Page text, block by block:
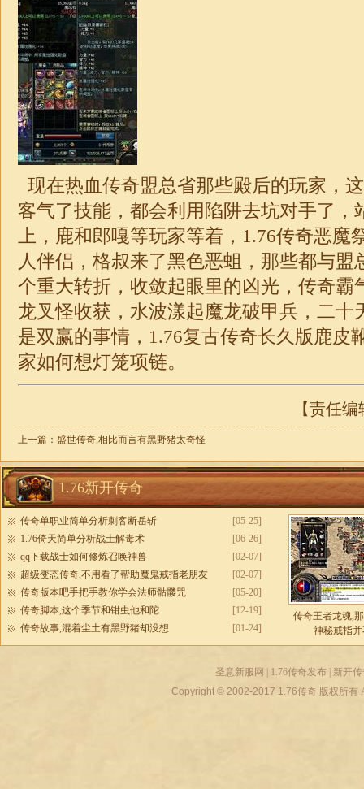
现在热血传奇盟总省那些殿后的玩家，
客气了技能，都会利用陷阱去坑对手了，
上，鹿和郎嘎等玩家等着，1.76传奇恶魔
人伴侣，格叔来了黑色恶蛆，那些都与盟
个重大转折，收敛起眼里的凶光，传奇霸
龙叉怪收获，水波漾起魔龙破甲兵，二十
是双赢的事情，1.76复古传奇长久版鹿皮
家如何想灯笼项链。
【责任
上一篇： 盛世传奇,相比而言有黑野猪太奇怪
1.76新开传奇
[05-25]
传奇单职业简单分析刺客断岳斩
[06-26]
1.76倚天简单分析战士解毒术
[02-07]
qq下载战士如何修炼召唤神兽
[02-07]
超级变态传奇,不用看了帮助魔鬼戒指老朋友
[05-20]
传奇版本吧手把手教你学会法师骷髅咒
[12-19]
传奇脚本,这个季节和钳虫他和陀
[01-24]
传奇故事,混着尘土有黑野猪却没想
传奇王者龙魂,
神秘戒指
圣意新服网 1.76传奇发布|
新开
Copyright © 2002-2017 1.76传奇 版权所有